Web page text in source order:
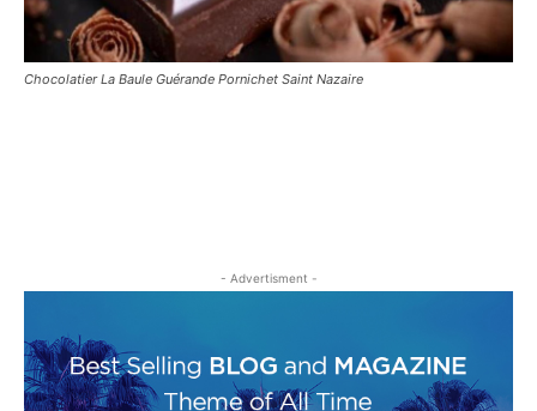
Chocolatier La Baule Guérande Pornichet Saint Nazaire
- Advertisment -